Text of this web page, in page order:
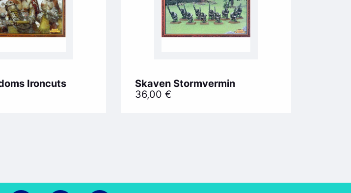
Ironcuts
Skaven Stormvermin
36,00€